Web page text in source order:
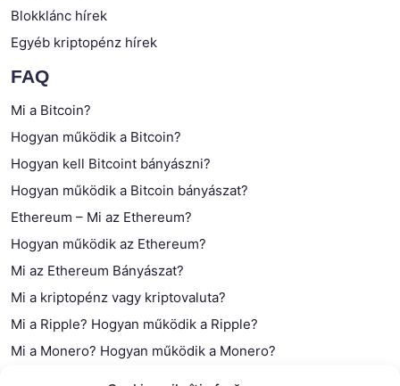
Blokklánc hírek
Egyéb kriptopénz hírek
FAQ
Mi a Bitcoin?
Hogyan működik a Bitcoin?
Hogyan kell Bitcoint bányászni?
Hogyan működik a Bitcoin bányászat?
Ethereum – Mi az Ethereum?
Hogyan működik az Ethereum?
Mi az Ethereum Bányászat?
Mi a kriptopénz vagy kriptovaluta?
Mi a Ripple? Hogyan működik a Ripple?
Mi a Monero? Hogyan működik a Monero?